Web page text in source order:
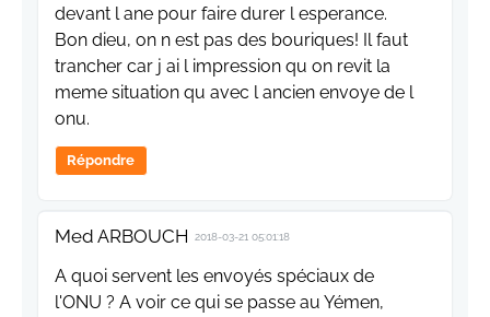
devant l ane pour faire durer l esperance.
Bon dieu, on n est pas des bouriques! Il faut
trancher car j ai l impression qu on revit la
meme situation qu avec l ancien envoye de l
onu.
Répondre
Med ARBOUCH 2018-03-21 05:01:18
A quoi servent les envoyés spéciaux de
l'ONU ? A voir ce qui se passe au Yémen,